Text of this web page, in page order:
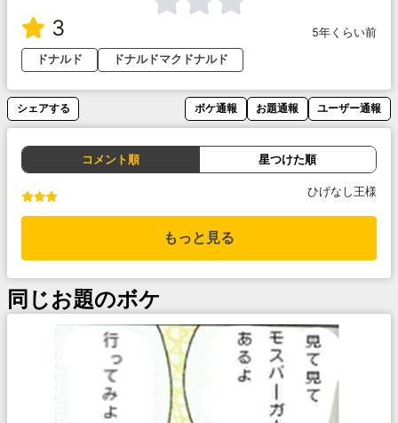
3
5年くらい前
ドナルド
ドナルドマクドナルド
シェアする ボケ通報 お題通報 ユーザー通報
コメント順 星つけた順
ひげなし王様
もっと見る
同じお題のボケ